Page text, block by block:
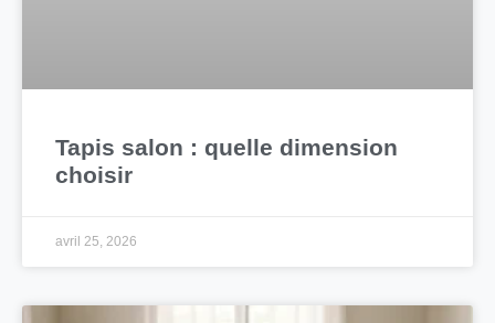
Tapis salon : quelle dimension
choisir
avril 25, 2026